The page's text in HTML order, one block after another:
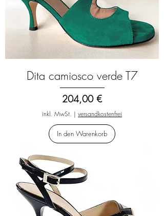
Dita camiosco verde T7
Preis
204,00 €
inkl. MwSt. | versandkostenfrei
In den Warenkorb